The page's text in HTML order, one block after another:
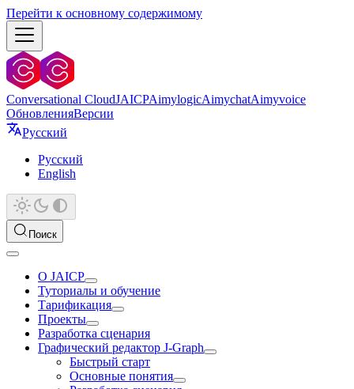
Перейти к основному содержимому
Conversational CloudJAICPAimylogicAimychatAimyvoice
ОбновленияВерсии
Русский
Русский
English
Поиск
О JAICP
Туториалы и обучение
Тарификация
Проекты
Разработка сценария
Графический редактор J‑Graph
Быстрый старт
Основные понятия